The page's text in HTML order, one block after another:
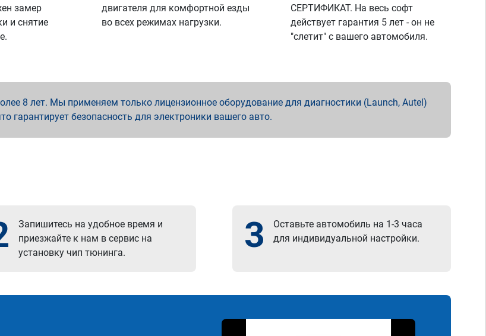
замер
и снятие
двигателя для комфортной езды
во всех режимах нагрузки.
СЕРТИФИКАТ. На весь софт
действует гарантия 5 лет - он не
"слетит" с вашего автомобиля.
8 лет. Мы применяем только лицензионное оборудование для диагностики (Launch, Autel)
гарантирует безопасность для электроники вашего авто.
Запишитесь на удобное время и
приезжайте к нам в сервис на
установку чип тюнинга.
3
Оставьте автомобиль на 1-3 часа
для индивидуальной настройки.